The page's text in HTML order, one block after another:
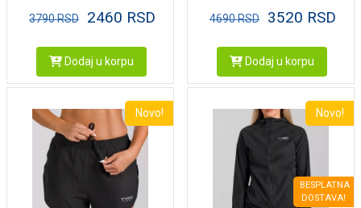
3790RSD 2460 RSD
Dodaj u korpu
4690RSD 3520 RSD
Dodaj u korpu
Novo!
BESPLATNA
DOSTAVA!
Novo!